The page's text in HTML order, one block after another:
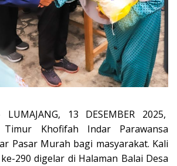
LUMAJANG, 13 DESEMBER 2025,
Timur Khofifah Indar Parawansa
Pasar Murah bagi masyarakat. Kali
290 digelar di Halaman Balai Desa